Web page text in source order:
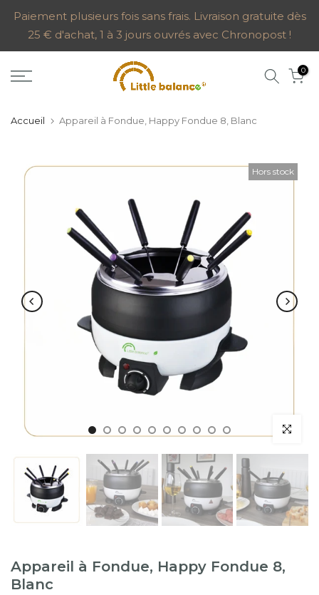
Aller
contenu
Paiement plusieurs fois sans frais. Livraison gratuite dès
25 € d'achat, 1 à 3 jours ouvrés avec Chronopost !
0
Accueil Appareil à Fondue, Happy Fondue 8, Blanc
Hors stock
Appareil à Fondue, Happy Fondue 8,
Blanc